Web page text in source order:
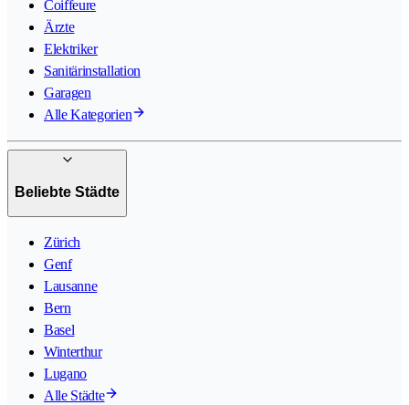
Coiffeure
Ärzte
Elektriker
Sanitärinstallation
Garagen
Alle Kategorien
Beliebte Städte
Zürich
Genf
Lausanne
Bern
Basel
Winterthur
Lugano
Alle Städte